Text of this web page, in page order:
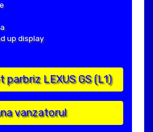
up display
LEXUS GS (L1)
vanzatorul